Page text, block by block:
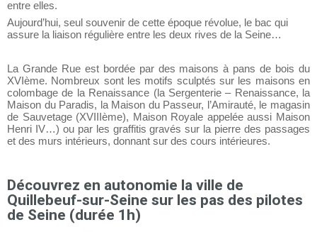
entre elles.
Aujourd’hui, seul souvenir de cette époque révolue, le bac qui
assure la liaison régulière entre les deux rives de la Seine…
La Grande Rue est bordée par des maisons à pans de bois du
XVIème. Nombreux sont les motifs sculptés sur les maisons en
colombage de la Renaissance (la Sergenterie – Renaissance, la
Maison du Paradis, la Maison du Passeur, l’Amirauté, le magasin
de Sauvetage (XVIIIème), Maison Royale appelée aussi Maison
Henri IV…) ou par les graffitis gravés sur la pierre des passages
et des murs intérieurs, donnant sur des cours intérieures.
Découvrez en autonomie la ville de
Quillebeuf-sur-Seine sur les pas des pilotes
de Seine (durée 1h)